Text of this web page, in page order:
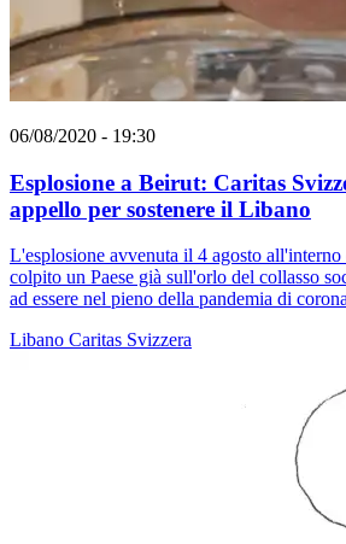
06/08/2020 - 19:30
Esplosione a Beirut: Caritas
appello per sostenere il Libano
L'esplosione avvenuta il 4 agosto
colpito un Paese già sull'orlo del collasso
ad essere nel pieno della pandemia di
Libano Caritas Svizzera